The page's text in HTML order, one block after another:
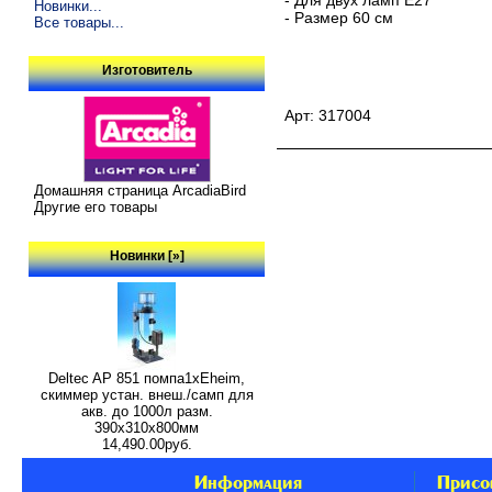
Новинки...
Все товары...
Изготовитель
Домашняя страница ArcadiaBird
Другие его товары
Новинки [»]
Deltec AP 851 помпа1xEheim,
скиммер устан. внеш./самп для
акв. до 1000л разм.
390х310х800мм
14,490.00руб.
- Размер 60 см
Арт: 317004
Информация